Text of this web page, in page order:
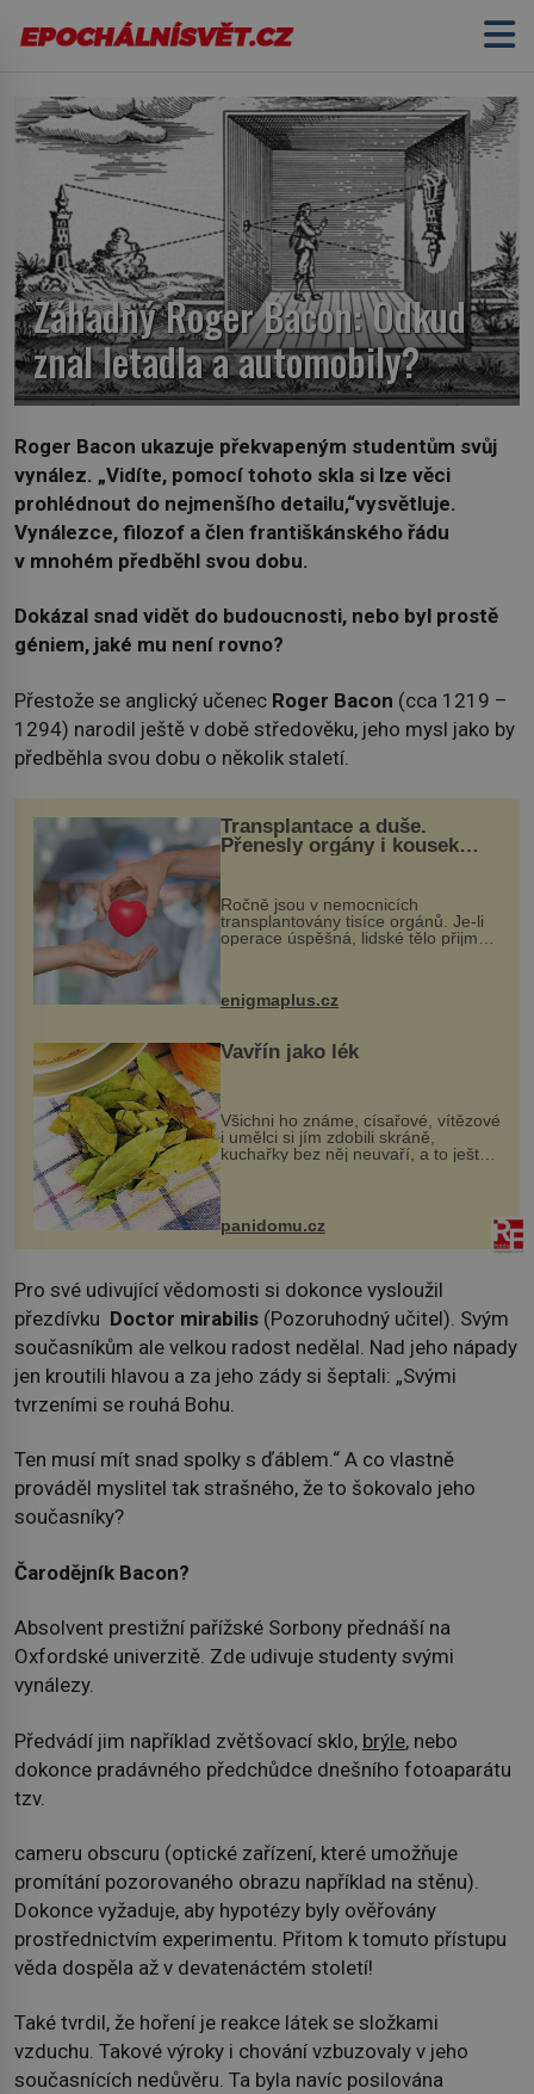
Záhadný Roger Bacon: Odkud
znal letadla a automobily?
Roger Bacon ukazuje překvapeným studentům svůj
vynález. „Vidíte, pomocí tohoto skla si lze věci
prohlédnout do nejmenšího detailu,“vysvětluje.
Vynálezce, filozof a člen františkánského řádu
v mnohém předběhl svou dobu.
Dokázal snad vidět do budoucnosti, nebo byl prostě
géniem, jaké mu není rovno?
Přestože se anglický učenec Roger Bacon (cca 1219 –
1294) narodil ještě v době středověku, jeho mysl jako by
předběhla svou dobu o několik staletí.
Transplantace a duše.
Přenesly orgány i kousek
Ročně jsou v nemocnicích
transplantovány tisíce orgánů. Je-li
operace úspěšná, lidské tělo přijme
enigmaplus.cz
Vavřín jako lék
Všichni ho známe, císařové, vítězové
i umělci si jím zdobili skráně,
kuchařky bez něj neuvaří, a to ještě
nevíte, že bobkový list může výrazně
zmírnit některé naše neduhy.
Obsahuje v malém množství ně...
panidomu.cz
Pro své udivující vědomosti si dokonce vysloužil
přezdívku Doctor mirabilis (Pozoruhodný učitel). Svým
současníkům ale velkou radost nedělal. Nad jeho nápady
jen kroutili hlavou a za jeho zády si šeptali: „Svými
tvrzeními se rouhá Bohu.
Ten musí mít snad spolky s ďáblem.“ A co vlastně
prováděl myslitel tak strašného, že to šokovalo jeho
současníky?
Čarodějník Bacon?
Absolvent prestižní pařížské Sorbony přednáší na
Oxfordské univerzitě. Zde udivuje studenty svými
vynálezy.
Předvádí jim například zvětšovací sklo, brýle, nebo
dokonce pradávného předchůdce dnešního fotoaparátu
tzv.
cameru obscuru (optické zařízení, které umožňuje
promítání pozorovaného obrazu například na stěnu).
Dokonce vyžaduje, aby hypotézy byly ověřovány
prostřednictvím experimentu. Přitom k tomuto přístupu
věda dospěla až v devatenáctém století!
Také tvrdil, že hoření je reakce látek se složkami
vzduchu. Takové výroky i chování vzbuzovaly v jeho
současnících nedůvěru. Ta byla navíc posilována